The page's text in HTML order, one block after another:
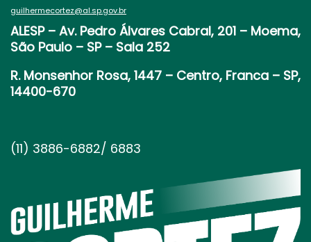
guilhermecortez@al.sp.gov.br
ALESP – Av. Pedro Álvares Cabral, 201 – Moema,
São Paulo – SP – Sala 252
R. Monsenhor Rosa, 1447 – Centro, Franca – SP,
14400-670
(11) 3886-6882/ 6883